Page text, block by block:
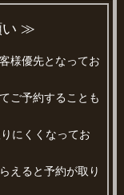
い ≫
様優先となってお
ご予約することも
にくくなってお
えると予約が取り